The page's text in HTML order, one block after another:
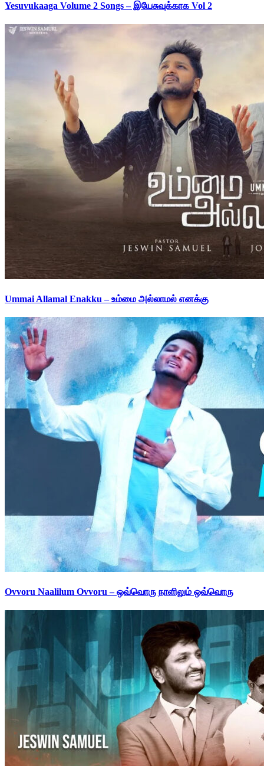
Yesuvukaaga Volume 2 Songs – இயேசுவுக்காக Vol 2
Ummai Allamal Enakku – உம்மை அல்லாமல் எனக்கு
Ovvoru Naalilum Ovvoru – ஒவ்வொரு நாளிலும் ஒவ்வொரு